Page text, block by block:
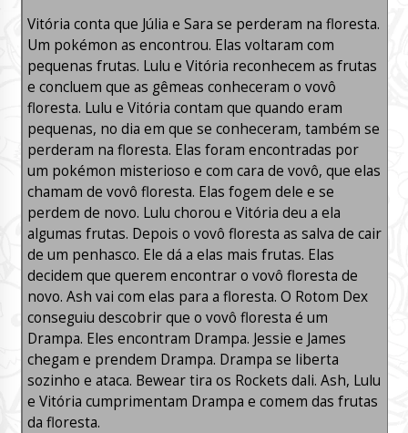
Vitória conta que Júlia e Sara se perderam na floresta.
Um pokémon as encontrou. Elas voltaram com
pequenas frutas. Lulu e Vitória reconhecem as frutas
e concluem que as gêmeas conheceram o vovô
floresta. Lulu e Vitória contam que quando eram
pequenas, no dia em que se conheceram, também se
perderam na floresta. Elas foram encontradas por
um pokémon misterioso e com cara de vovô, que elas
chamam de vovô floresta. Elas fogem dele e se
perdem de novo. Lulu chorou e Vitória deu a ela
algumas frutas. Depois o vovô floresta as salva de cair
de um penhasco. Ele dá a elas mais frutas. Elas
decidem que querem encontrar o vovô floresta de
novo. Ash vai com elas para a floresta. O Rotom Dex
conseguiu descobrir que o vovô floresta é um
Drampa. Eles encontram Drampa. Jessie e James
chegam e prendem Drampa. Drampa se liberta
sozinho e ataca. Bewear tira os Rockets dali. Ash, Lulu
e Vitória cumprimentam Drampa e comem das frutas
da floresta.